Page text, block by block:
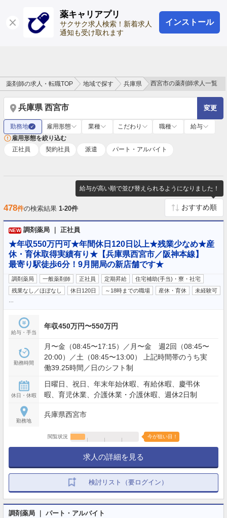
薬キャリアプリ
サクサク求人検索！新着求人
通知も受け取れます
インストール
ログイン 会員登録
薬剤師の求人・転職TOP 地域で探す 兵庫県 西宮市の薬剤師求人一覧
兵庫県 西宮市 変更
勤務地 ✓ 雇用形態 業種 こだわり 職種
給与
雇用形態を絞り込む
正社員
契約社員 派遣 パート・アルバイト
給与が高い順で並び替えられるようになりました！
478件の検索結果 1-20件
NEW 調剤薬局 ｜ 正社員
★年収550万円可★年間休日120日以上★残業少なめ★産
休・育休取得実績有り★【兵庫県西宮市／阪神本線】
最寄り駅徒歩6分！9月開局の新店舗です★
調剤薬局 一般薬剤師 正社員 定期昇給
住宅補助(手当)・寮・社宅
残業なし／ほぼなし
休日120日 ～18時までの職場 産休・育休 未経験可
給与・手当
年収450万円〜550万円
勤務時間
月〜金（08:45〜17:15）／月〜金 週2回（08:45〜
20:00）／土（08:45〜13:00） 上記時間帯のうち実
働39.25時間／日のシフト制
休日・休暇
日曜日、祝日、年末年始休暇、有給休暇、慶弔休
暇、育児休業、介護休業・介護休暇、週休2日制
勤務地
兵庫県西宮市
閲覧状況 今が狙い目！
求人の詳細を見る
検討リスト（要ログイン）
調剤薬局 ｜ パート・アルバイト